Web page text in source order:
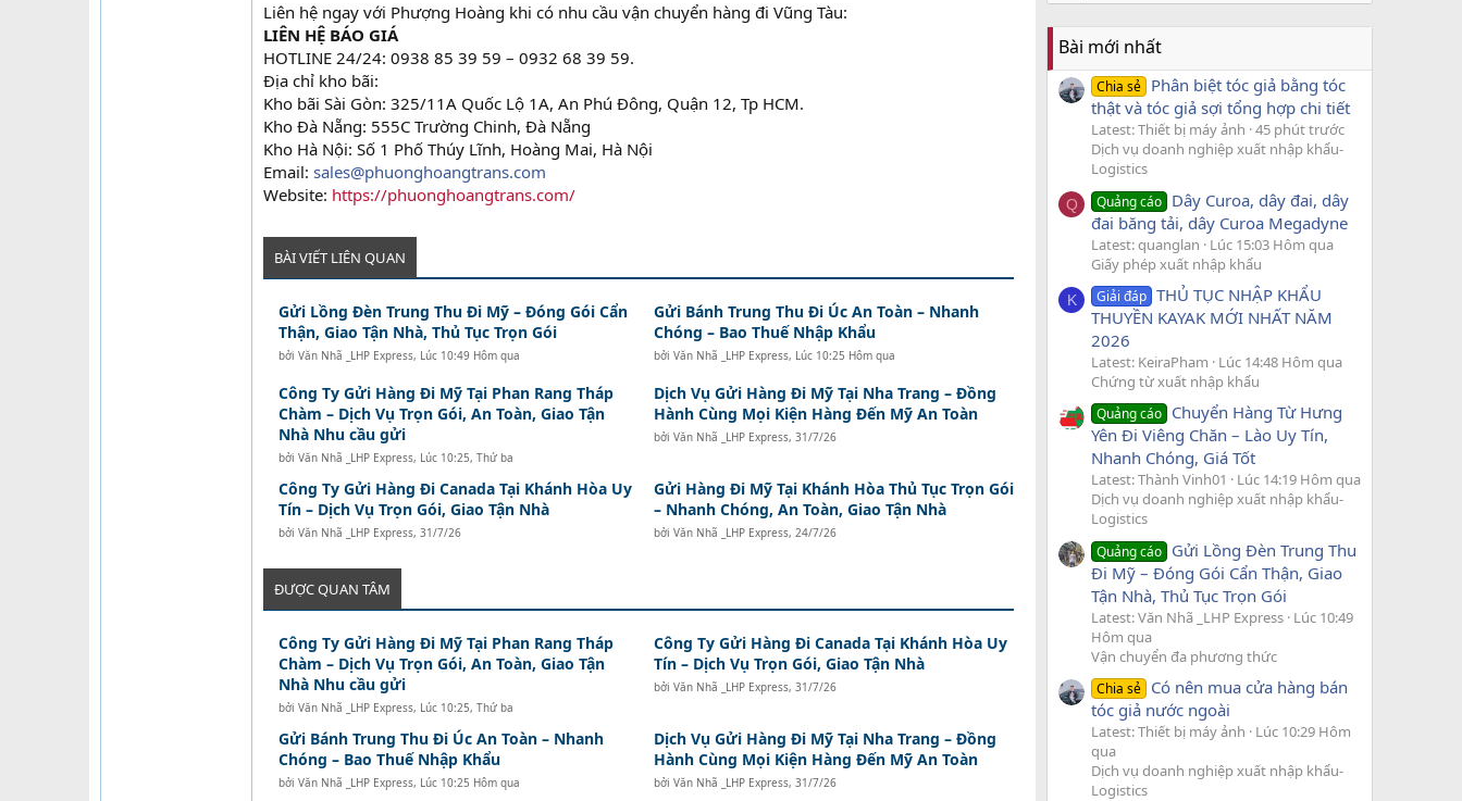
Liên hệ ngay với Phượng Hoàng khi có nhu cầu vận chuyển hàng đi Vũng Tàu:
LIÊN HỆ BÁO GIÁ
HOTLINE 24/24: 0938 85 39 59 – 0932 68 39 59.
Địa chỉ kho bãi:
Kho bãi Sài Gòn: 325/11A Quốc Lộ 1A, An Phú Đông, Quận 12, Tp HCM.
Kho Đà Nẵng: 555C Trường Chinh, Đà Nẵng
Kho Hà Nội: Số 1 Phố Thúy Lĩnh, Hoàng Mai, Hà Nội
Email: sales@phuonghoangtrans.com
Website: https://phuonghoangtrans.com/
BÀI VIẾT LIÊN QUAN
Gửi Lồng Đèn Trung Thu Đi Mỹ – Đóng Gói Cẩn
Thận, Giao Tận Nhà, Thủ Tục Trọn Gói
bởi Văn Nhã _LHP Express, Lúc 10:49 Hôm qua
Gửi Bánh Trung Thu Đi Úc An Toàn – Nhanh
Chóng – Bao Thuế Nhập Khẩu
bởi Văn Nhã _LHP Express, Lúc 10:25 Hôm qua
Công Ty Gửi Hàng Đi Mỹ Tại Phan Rang Tháp
Chàm – Dịch Vụ Trọn Gói, An Toàn, Giao Tận
Nhà Nhu cầu gửi
bởi Văn Nhã _LHP Express, Lúc 10:25, Thứ ba
Dịch Vụ Gửi Hàng Đi Mỹ Tại Nha Trang – Đồng
Hành Cùng Mọi Kiện Hàng Đến Mỹ An Toàn
bởi Văn Nhã _LHP Express, 31/7/26
Công Ty Gửi Hàng Đi Canada Tại Khánh Hòa Uy
Tín – Dịch Vụ Trọn Gói, Giao Tận Nhà
bởi Văn Nhã _LHP Express, 31/7/26
Gửi Hàng Đi Mỹ Tại Khánh Hòa Thủ Tục Trọn Gói
– Nhanh Chóng, An Toàn, Giao Tận Nhà
bởi Văn Nhã _LHP Express, 24/7/26
ĐƯỢC QUAN TÂM
Công Ty Gửi Hàng Đi Mỹ Tại Phan Rang Tháp
Chàm – Dịch Vụ Trọn Gói, An Toàn, Giao Tận
Nhà Nhu cầu gửi
bởi Văn Nhã _LHP Express, Lúc 10:25, Thứ ba
Công Ty Gửi Hàng Đi Canada Tại Khánh Hòa Uy
Tín – Dịch Vụ Trọn Gói, Giao Tận Nhà
bởi Văn Nhã _LHP Express, 31/7/26
Gửi Bánh Trung Thu Đi Úc An Toàn – Nhanh
Chóng – Bao Thuế Nhập Khẩu
bởi Văn Nhã _LHP Express, Lúc 10:25 Hôm qua
Dịch Vụ Gửi Hàng Đi Mỹ Tại Nha Trang – Đồng
Hành Cùng Mọi Kiện Hàng Đến Mỹ An Toàn
bởi Văn Nhã _LHP Express, 31/7/26
Bài mới nhất
Chia sẻ Phân biệt tóc giả bằng tóc
thật và tóc giả sợi tổng hợp chi tiết
Latest: Thiết bị máy ảnh 45 phút trước
Dịch vụ doanh nghiệp xuất nhập khẩu-
Logistics
Q Quảng cáo Dây Curoa, dây đai, dây
đai băng tải, dây Curoa Megadyne
Latest: quanglan
Lúc 15:03 Hôm qua
Giấy phép xuất nhập khẩu
K Giải đáp THỦ TỤC NHẬP KHẨU
THUYỀN KAYAK MỚI NHẤT NĂM
2026
Latest: KeiraPham
Lúc 14:48 Hôm qua
Chứng từ xuất nhập khẩu
Quảng cáo Chuyển Hàng Từ Hưng
Yên Đi Viêng Chăn – Lào Uy Tín,
Nhanh Chóng, Giá Tốt
Latest: Thành Vinh01
Lúc 14:19 Hôm qua
Dịch vụ doanh nghiệp xuất nhập khẩu-
Logistics
Quảng cáo Gửi Lồng Đèn Trung Thu
Đi Mỹ – Đóng Gói Cẩn Thận, Giao
Tận Nhà, Thủ Tục Trọn Gói
Latest: Văn Nhã _LHP Express Lúc 10:49
Hôm qua
Vận chuyển đa phương thức
Chia sẻ Có nên mua cửa hàng bán
tóc giả nước ngoài
Latest: Thiết bị máy ảnh
Lúc 10:29 Hôm
qua
Dịch vụ doanh nghiệp xuất nhập khẩu-
Logistics